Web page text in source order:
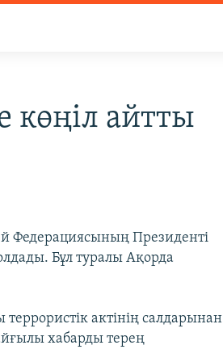
көңіл айтты
Федерациясының Президенті
Бұл туралы Ақорда
актінің салдарынан
хабарды терең